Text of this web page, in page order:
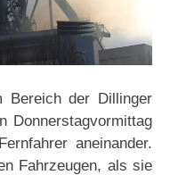
Bereich der Dillinger
Donnerstagvormittag
aneinander.
Fahrzeugen, als sie